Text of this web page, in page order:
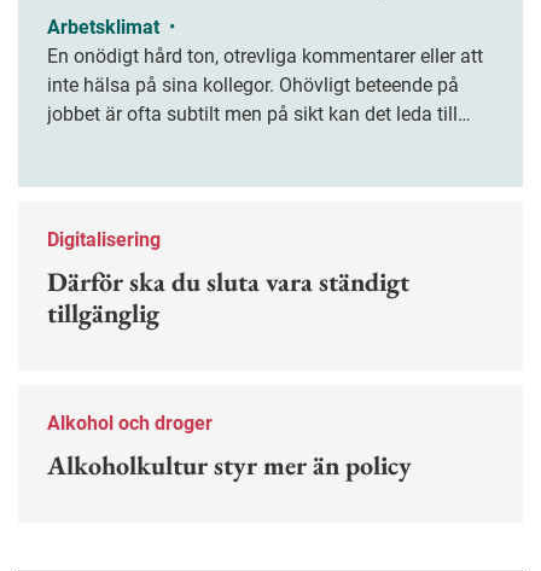
Arbetsklimat •
En onödigt hård ton, otrevliga kommentarer eller att
inte hälsa på sina kollegor. Ohövligt beteende på
jobbet är ofta subtilt men på sikt kan det leda till
Digitalisering
Därför ska du sluta vara ständigt
tillgänglig
Alkohol och droger
Alkoholkultur styr mer än policy